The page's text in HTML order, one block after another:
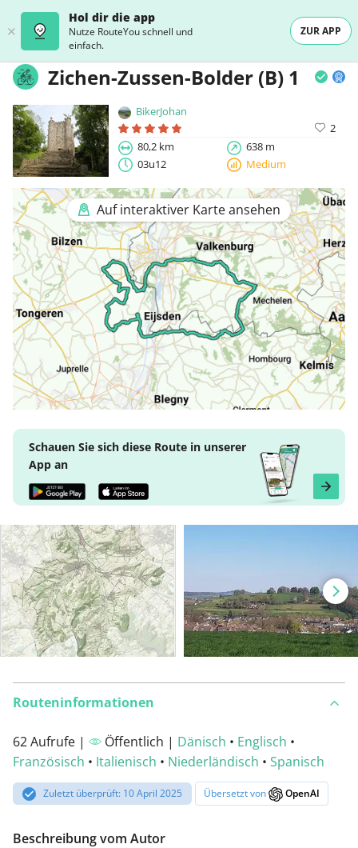
Hol dir die app
Nutze RouteYou schnell und
einfach.
ZUR APP
Zichen-Zussen-Bolder (B) 1
BikerJohan
2
80,2 km
638 m
03u12
Medium
Auf interaktiver Karte ansehen
Schauen Sie sich diese Route in unserer
App an
Routeninformationen
62 Aufrufe | Öffentlich | Dänisch • Englisch •
Französisch • Italienisch • Niederländisch • Spanisch
Zuletzt überprüft: 10 April 2025 Übersetzt von OpenAI
Beschreibung vom Autor